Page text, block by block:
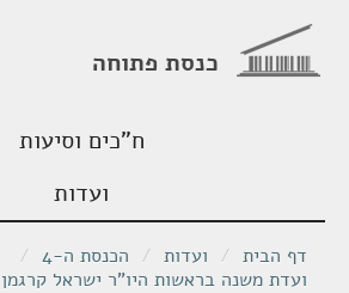
כנסת פתוחה
ח"כים וסיעות
ועדות
דף הבית / ועדות / הכנסת ה-4
/
ועדת משנה בראשות היו"ר ישראל קרגמן